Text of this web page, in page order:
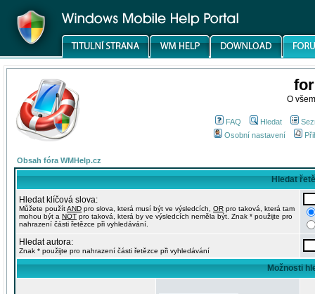
O
FAQ Hledat
Osobní nastavení
Obsah fóra WMHelp.cz
Hledat
Hledat klíčová slova:
Můžete použítAND pro slova, která musí být ve výsledcích, OR pro taková, která tam
mohou být a NOT pro taková, která by ve výsledcích neměla být. Znak * použijte pro
nahrazení části řetězce při vyhledávání.
Hledat autora:
Znak * použijte pro nahrazení části řetězce při vyhledávání
Možnosti